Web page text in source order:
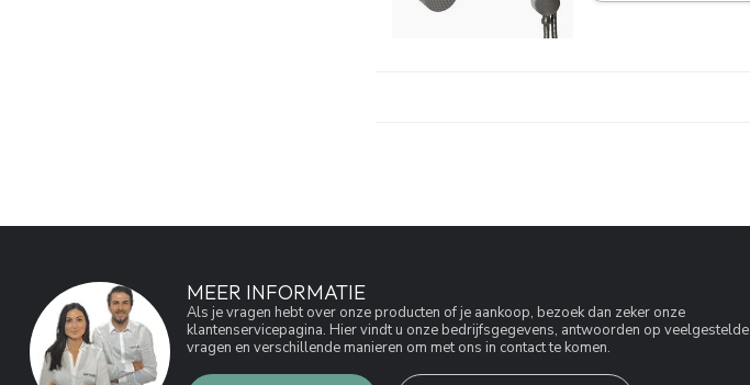
MEER INFORMATIE
Als je vragen hebt over onze producten of je aankoop, bezoek dan zeker onze
klantenservicepagina. Hier vindt u onze bedrijfsgegevens, antwoorden op veelgestelde
vragen en verschillende manieren om met ons in contact te komen.